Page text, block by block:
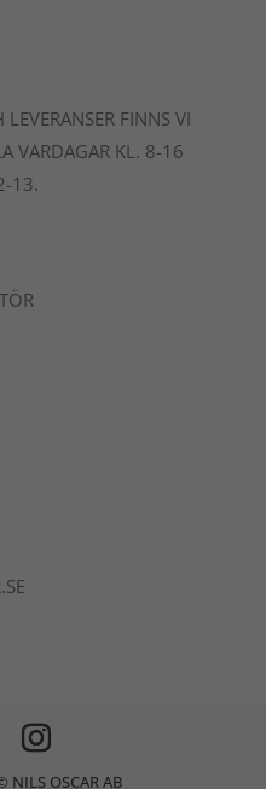
FINNS VI
VARDAGAR KL. 8-16
13.
NILS OSCAR AB